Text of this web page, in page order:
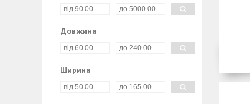
Довжина
Ширина